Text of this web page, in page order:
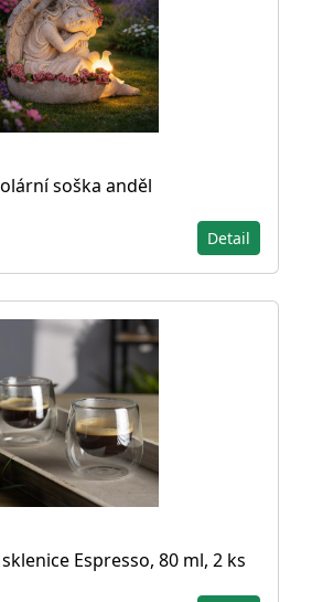
soška anděl
Detail
Espresso, 80 ml, 2 ks